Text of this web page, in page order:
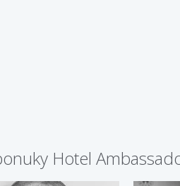
Hotel